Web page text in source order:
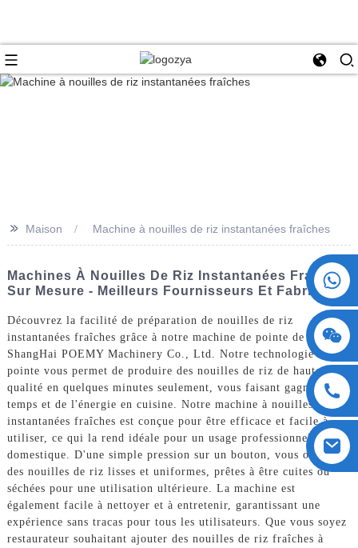
+86 15730993174
>> Maison Machine à nouilles de riz instantanées fraîches
Machines À Nouilles De Riz Instantanées Fraîches
Sur Mesure - Meilleurs Fournisseurs Et Fabricants
Découvrez la facilité de préparation de nouilles de riz
instantanées fraîches grâce à notre machine de pointe de
ShangHai POEMY Machinery Co., Ltd. Notre technologie de
pointe vous permet de produire des nouilles de riz de haute
qualité en quelques minutes seulement, vous faisant gagner du
temps et de l'énergie en cuisine. Notre machine à nouilles de riz
instantanées fraîches est conçue pour être efficace et facile à
utiliser, ce qui la rend idéale pour un usage professionnel ou
domestique. D'une simple pression sur un bouton, vous obtenez
des nouilles de riz lisses et uniformes, prêtes à être cuites ou
séchées pour une utilisation ultérieure. La machine est
également facile à nettoyer et à entretenir, garantissant une
expérience sans tracas pour tous les utilisateurs. Que vous soyez
restaurateur souhaitant ajouter des nouilles de riz fraîches à